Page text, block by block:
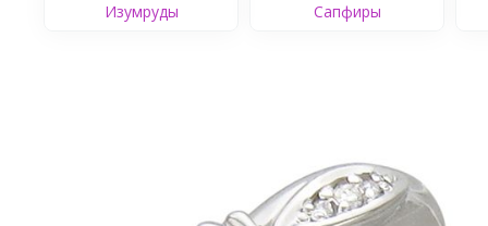
Изумруды Сапфиры